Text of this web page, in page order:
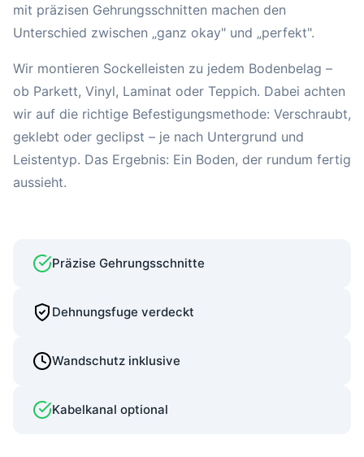
mit präzisen Gehrungsschnitten machen den
Unterschied zwischen „ganz okay" und „perfekt".
Wir montieren Sockelleisten zu jedem Bodenbelag –
ob Parkett, Vinyl, Laminat oder Teppich. Dabei achten
wir auf die richtige Befestigungsmethode: Verschraubt,
geklebt oder geclipst – je nach Untergrund und
Leistentyp. Das Ergebnis: Ein Boden, der rundum fertig
aussieht.
Präzise Gehrungsschnitte
Dehnungsfuge verdeckt
Wandschutz inklusive
Kabelkanal optional